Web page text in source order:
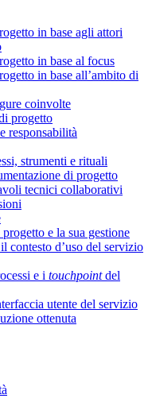
in base agli attori
in base al focus
in base all’ambito di
coinvolte
progetto
responsabilità
strumenti e rituali
di progetto
tecnici collaborativi
e la sua gestione
contesto d’uso del servizio
e i touchpointdel
utente del servizio
ottenuta